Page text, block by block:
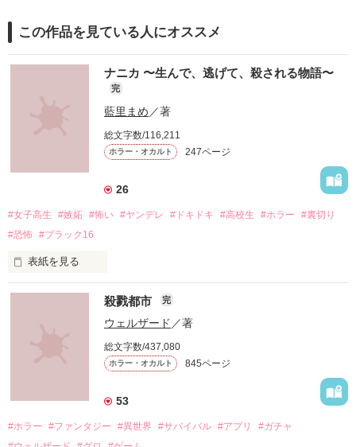
この作品を見ている人にオススメ
ナニカ 〜生んで、逃げて、殺される物語〜
完
藍里まめ ／著
総文字数/116,211
ホラー・オカルト 247ページ
26
#女子高生 #嫉妬 #怖い #ヤンデレ #ドキドキ #高校生 #ホラー
#裏切り
#恐怖
#ブラック16
表紙を見る
「お願い、正気に戻って！」
「ずっと一緒にいてあげる。
殺戮都市 完
ウェルザード ／著
総文字数/437,080
ホラー・オカルト 845ページ
53
#ホラー #ファンタジー #異世界 #サバイバル #アプリ
#ガチャ